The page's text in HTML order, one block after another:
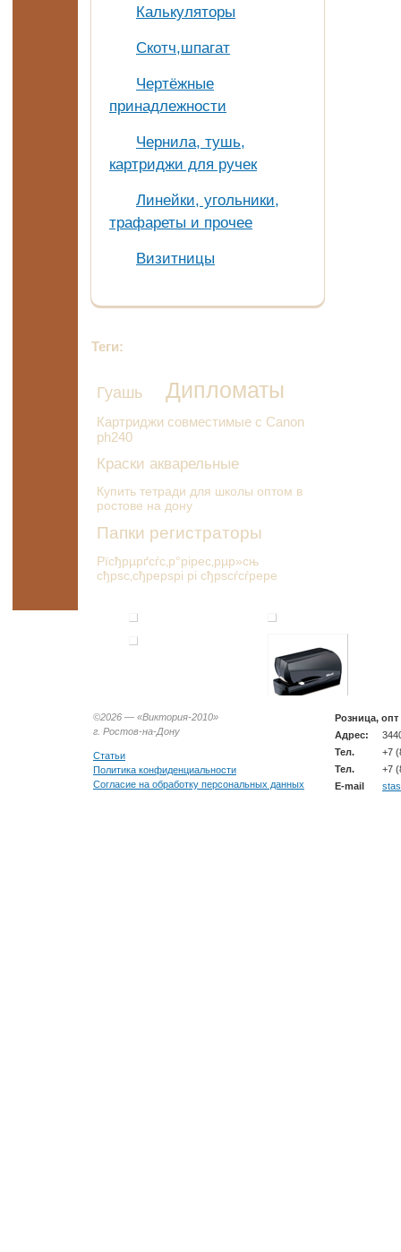
Калькуляторы
Скотч,шпагат
Чертёжные
принадлежности
Чернила, тушь,
картриджи для ручек
Линейки, угольники,
трафареты и прочее
Визитницы
Теги:
Гуашь Дипломаты
Картриджи совместимые с Canon
ph240
Краски акварельные
Купить тетради для школы оптом в
ростове на дону
Папки регистраторы
Рїсђрµрґсѓс‚р°рірес‚рµр»сњ
сђрѕс‚сђрерѕрі рі сђрѕсѓсѓрере
©2026 — «Виктория-2010»
г. Ростов-на-Дону
Статьи
Политика конфиденциальности
Согласие на обработку персональных данных
Розница,
Адрес:
Тел.
+7
Тел.
+7
E-mail